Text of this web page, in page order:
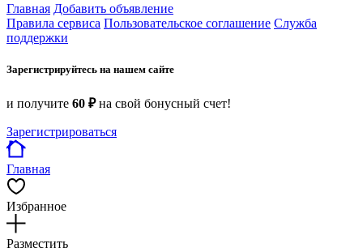
Главная Добавить объявление
Правила сервиса Пользовательское соглашение Служба
поддержки
Зарегистрируйтесь на нашем сайте
и получите 60 ₽на свой бонусный счет!
Зарегистрироваться
Главная
Избранное
Разместить